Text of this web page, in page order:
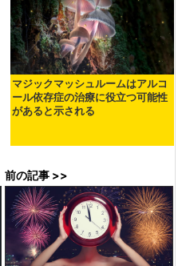
マジックマッシュルームはアルコ
ール依存症の治療に役立つ可能性
があると示される
前の記事 >>